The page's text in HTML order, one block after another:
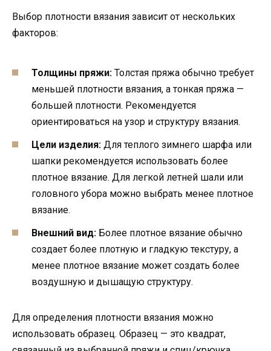
Выбор плотности вязания зависит от нескольких
факторов:
Толщины пряжи: Толстая пряжа обычно требует
меньшей плотности вязания, а тонкая пряжа —
большей плотности. Рекомендуется
ориентироваться на узор и структуру вязания.
Цели изделия: Для теплого зимнего шарфа или
шапки рекомендуется использовать более
плотное вязание. Для легкой летней шали или
головного убора можно выбрать менее плотное
вязание.
Внешний вид: Более плотное вязание обычно
создает более плотную и гладкую текстуру, а
менее плотное вязание может создать более
воздушную и дышащую структуру.
Для определения плотности вязания можно
использовать образец. Образец — это квадрат,